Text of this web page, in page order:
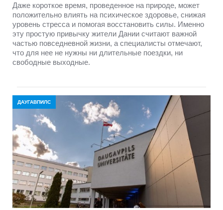
Даже короткое время, проведенное на природе, может
положительно влиять на психическое здоровье, снижая
уровень стресса и помогая восстановить силы. Именно
эту простую привычку жители Дании считают важной
частью повседневной жизни, а специалисты отмечают,
что для нее не нужны ни длительные поездки, ни
свободные выходные.
ДАУГАВПИЛС